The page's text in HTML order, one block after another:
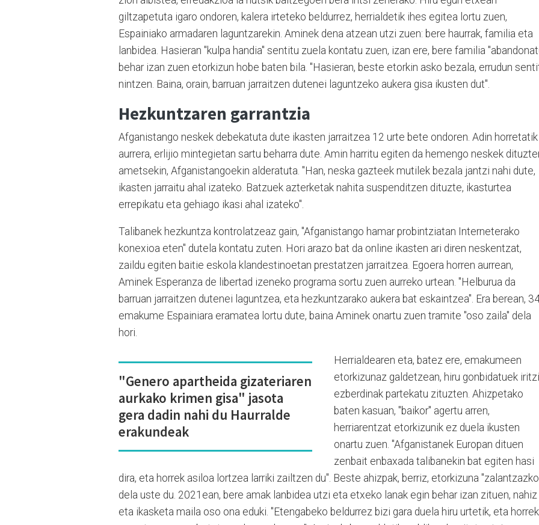
giltzapetuta igaro ondoren, kalera irteteko beldurrez, herrialdetik ihes egitea lortu zuen,
Espainiako armadaren laguntzarekin. Aminek dena atzean utzi zuen: bere haurrak, familia eta
lanbidea. Hasieran "kulpa handia" sentitu zuela kontatu zuen, izan ere, bere familia
behar izan zuen etorkizun hobe baten bila. "Hasieran, beste etorkin asko bezala, errudun
nintzen. Baina, orain, barruan jarraitzen dutenei laguntzeko aukera gisa ikusten dut".
Hezkuntzaren garrantzia
Afganistango neskek debekatuta dute ikasten jarraitzea 12 urte bete ondoren. Adin horretatik
aurrera, erlijio mintegietan sartu beharra dute. Amin harritu egiten da hemengo neskek
ametsekin, Afganistangoekin alderatuta. "Han, neska gazteek mutilek bezala jantzi nahi dute,
ikasten jarraitu ahal izateko. Batzuek azterketak nahita suspenditzen dituzte, ikasturtea
errepikatu eta gehiago ikasi ahal izateko".
Talibanek hezkuntza kontrolatzeaz gain, "Afganistango hamar probintziatan Interneterako
konexioa eten" dutela kontatu zuten. Hori arazo bat da online ikasten ari diren neskentzat,
zaildu egiten baitie eskola klandestinoetan prestatzen jarraitzea. Egoera horren aurrean,
Aminek Esperanza de libertad izeneko programa sortu zuen aurreko urtean. "Helburua da
barruan jarraitzen dutenei laguntzea, eta hezkuntzarako aukera bat eskaintzea". Era berean,
emakume Espainiara eramatea lortu dute, baina Aminek onartu zuen tramite "oso zaila" dela
hori.
"Genero apartheida gizateriaren
aurkako krimen gisa" jasota
gera dadin nahi du Haurralde
erakundeak
Herrialdearen eta, batez ere, emakumeen
etorkizunaz galdetzean, hiru gonbidatuek iritzi
ezberdinak partekatu zituzten. Ahizpetako
baten kasuan, "baikor" agertu arren,
herriarentzat etorkizunik ez duela ikusten
onartu zuen. "Afganistanek Europan dituen
zenbait enbaxada talibanekin bat egiten hasi
dira, eta horrek asiloa lortzea larriki zailtzen du". Beste ahizpak, berriz, etorkizuna
dela uste du. 2021ean, bere amak lanbidea utzi eta etxeko lanak egin behar izan zituen, nahiz
eta ikasketa maila oso ona eduki. "Etengabeko beldurrez bizi gara duela hiru urtetik, eta horrek